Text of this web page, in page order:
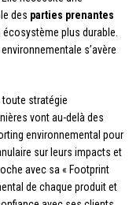
des parties prenantes
plus durable.
s’avère
stratégie
vont au-delà des
environnemental pour
sur leurs impacts et
avec sa « Footprint
de chaque produit et